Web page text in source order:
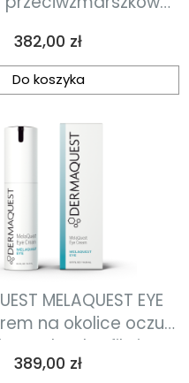
ml
Cena
382,00 zł
Do koszyka
MELAQUEST EYE
na okolice oczu
detoksyfikujący
14,8 ml
Cena
389,00 zł